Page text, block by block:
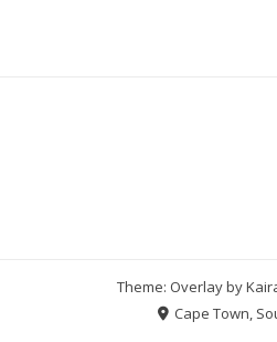
Theme: Overlay by
Cape Town,